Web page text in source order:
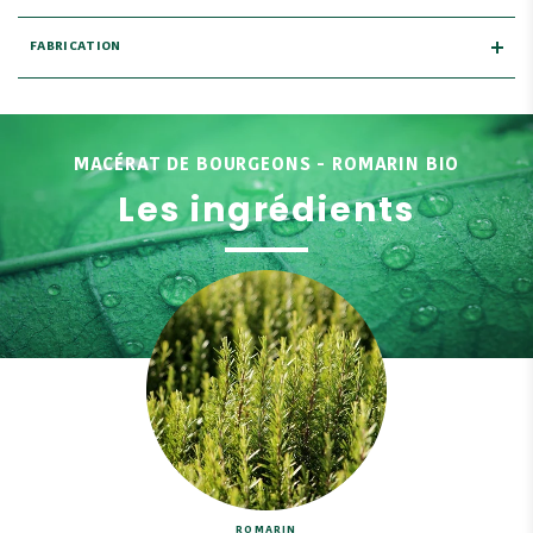
FABRICATION
MACÉRAT DE BOURGEONS - ROMARIN BIO
Les ingrédients
ROMARIN